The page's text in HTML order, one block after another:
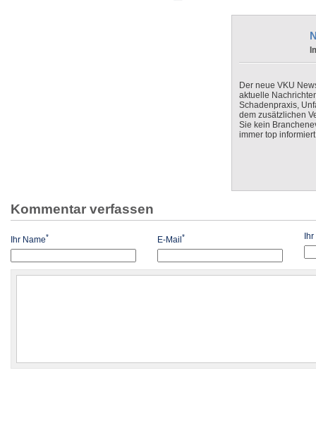
Der neue VKU
aktuelle
Schadenpraxis,
dem zusätzlichen
Sie kein
immer top
Kommentar verfassen
Ihr Name* E-Mail* Ihr